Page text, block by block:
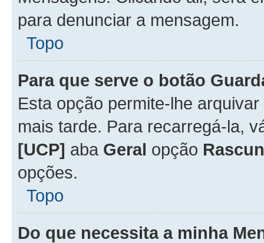
para denunciar a mensagem.
Topo
Para que serve o botão
Esta opção permite-lhe
mais tarde. Para recarregá-la,
[UCP] aba Geral opção
opções.
Topo
Do que necessita a minha